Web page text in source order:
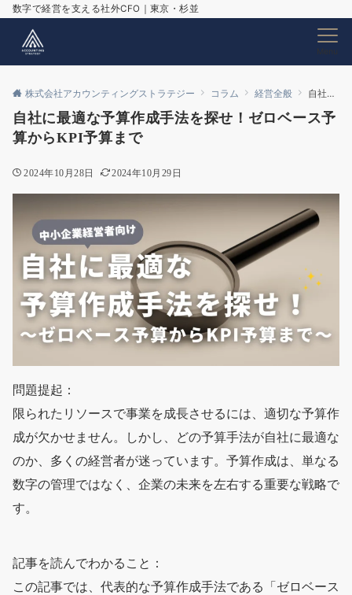
数字で経営を支える社外CFO｜東京・杉並
Menu
株式会社アカウンティングストラテジー コラム 経営全般 自社に最適な予算作成手法を探せ！ゼロベース予算からKPI予算まで
自社に最適な予算作成手法を探せ！ゼロベース予
算からKPI予算まで
2024年10月28日 2024年10月29日
問題提起：
限られたリソースで事業を成長させるには、適切な予算作
成が欠かせません。しかし、どの予算手法が自社に最適な
のか、多くの経営者が迷っています。予算作成は、単なる
数字の管理ではなく、企業の未来を左右する重要な戦略で
す。
記事を読んでわかること：
この記事では、代表的な予算作成手法である「ゼロベース